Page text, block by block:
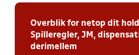
Overblik for netop dit
Spilleregler, JM,
derimellem